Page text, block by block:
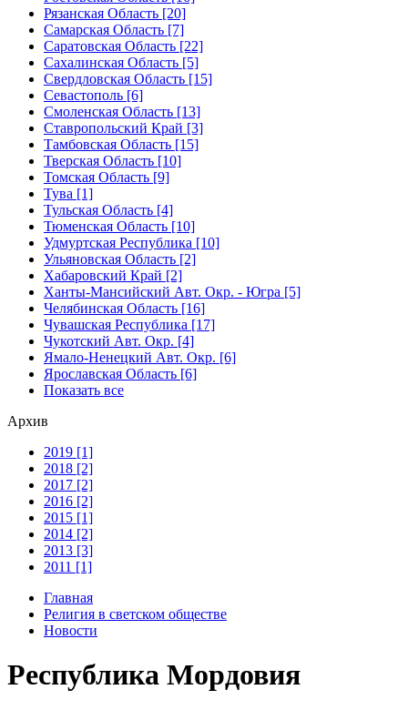
Рязанская Область [20]
Самарская Область [7]
Саратовская Область [22]
Сахалинская Область [5]
Свердловская Область [15]
Севастополь [6]
Смоленская Область [13]
Ставропольский Край [3]
Тамбовская Область [15]
Тверская Область [10]
Томская Область [9]
Тува [1]
Тульская Область [4]
Тюменская Область [10]
Удмуртская Республика [10]
Ульяновская Область [2]
Хабаровский Край [2]
Ханты-Мансийский Авт. Окр. - Югра [5]
Челябинская Область [16]
Чувашская Республика [17]
Чукотский Авт. Окр. [4]
Ямало-Ненецкий Авт. Окр. [6]
Ярославская Область [6]
Показать все
Архив
2019 [1]
2018 [2]
2017 [2]
2016 [2]
2015 [1]
2014 [2]
2013 [3]
2011 [1]
Главная
Религия в светском обществе
Новости
Республика Мордовия